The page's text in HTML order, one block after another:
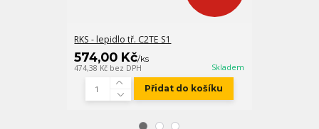
RKS - lepidlo tř. C2TE S1
574,00 Kč/ks
474,38 Kč bez DPH Skladem
Přidat do košíku